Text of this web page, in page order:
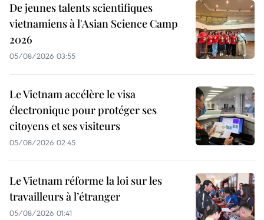
De jeunes talents scientifiques
vietnamiens à l'Asian Science Camp
2026
05/08/2026 03:55
Le Vietnam accélère le visa
électronique pour protéger ses
citoyens et ses visiteurs
05/08/2026 02:45
Le Vietnam réforme la loi sur les
travailleurs à l’étranger
05/08/2026 01:41